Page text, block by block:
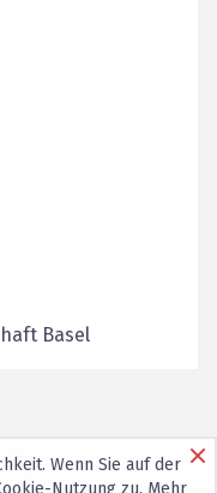
Basel
Wenn Sie auf der
Nutzungzu. Mehr